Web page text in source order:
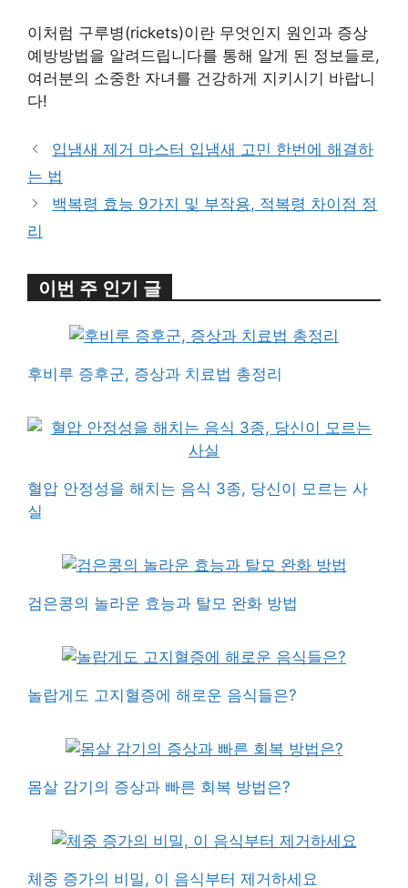
이처럼 구루병(rickets)이란 무엇인지 원인과 증상
예방방법을 알려드립니다를 통해 알게 된 정보들로,
여러분의 소중한 자녀를 건강하게 지키시기 바랍니
다!
입냄새 제거 마스터 입냄새 고민 한번에 해결하
는 법
백복령 효능 9가지 및 부작용, 적복령 차이점 정
리
이번 주 인기 글
후비루 증후군, 증상과 치료법 총정리
혈압 안정성을 해치는 음식 3종, 당신이 모르는 사
실
검은콩의 놀라운 효능과 탈모 완화 방법
놀랍게도 고지혈증에 해로운 음식들은?
몸살 감기의 증상과 빠른 회복 방법은?
체중 증가의 비밀, 이 음식부터 제거하세요